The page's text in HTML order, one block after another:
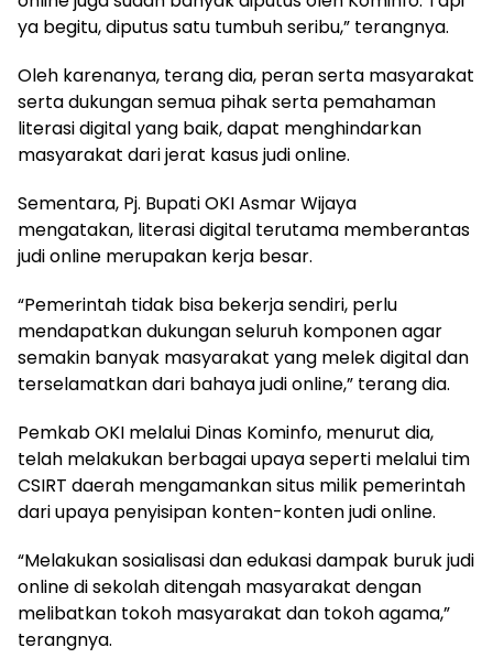
ya begitu, diputus satu tumbuh seribu,” terangnya.
Oleh karenanya, terang dia, peran serta masyarakat
serta dukungan semua pihak serta pemahaman
literasi digital yang baik, dapat menghindarkan
masyarakat dari jerat kasus judi online.
Sementara, Pj. Bupati OKI Asmar Wijaya
mengatakan, literasi digital terutama memberantas
judi online merupakan kerja besar.
“Pemerintah tidak bisa bekerja sendiri, perlu
mendapatkan dukungan seluruh komponen agar
semakin banyak masyarakat yang melek digital dan
terselamatkan dari bahaya judi online,” terang dia.
Pemkab OKI melalui Dinas Kominfo, menurut dia,
telah melakukan berbagai upaya seperti melalui tim
CSIRT daerah mengamankan situs milik pemerintah
dari upaya penyisipan konten-konten judi online.
“Melakukan sosialisasi dan edukasi dampak buruk judi
online di sekolah ditengah masyarakat dengan
melibatkan tokoh masyarakat dan tokoh agama,”
terangnya.